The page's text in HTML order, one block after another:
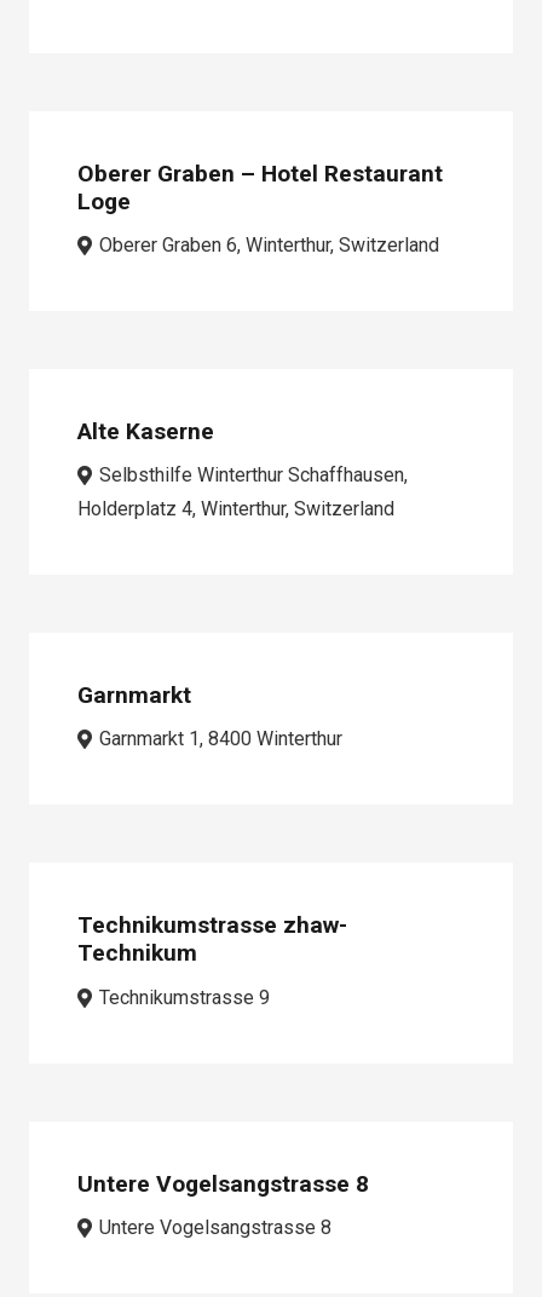
Oberer Graben – Hotel Restaurant
Loge
Oberer Graben 6, Winterthur, Switzerland
Alte Kaserne
Selbsthilfe Winterthur Schaffhausen,
Holderplatz 4, Winterthur, Switzerland
Garnmarkt
Garnmarkt 1, 8400 Winterthur
Technikumstrasse zhaw-
Technikum
Technikumstrasse 9
Untere Vogelsangstrasse 8
Untere Vogelsangstrasse 8